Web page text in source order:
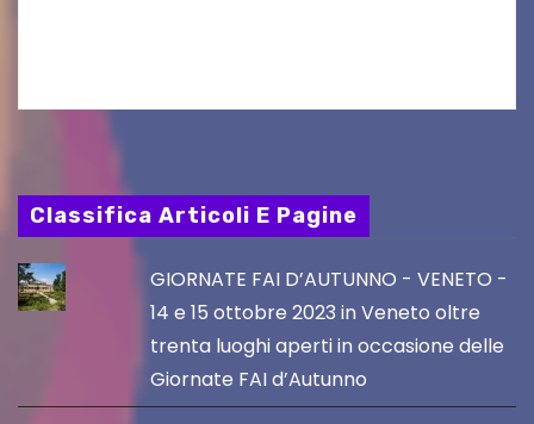
Classifica Articoli E Pagine
GIORNATE FAI D’AUTUNNO - VENETO -
14 e 15 ottobre 2023 in Veneto oltre
trenta luoghi aperti in occasione delle
Giornate FAI d’Autunno